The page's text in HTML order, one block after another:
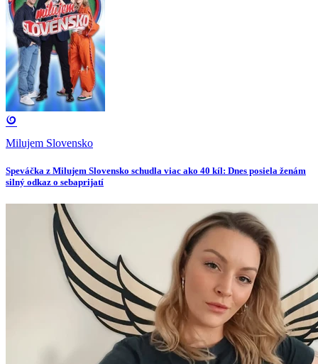
Milujem Slovensko
Speváčka z Milujem Slovensko schudla viac ako 40 kíl: Dnes posiela ženám
silný odkaz o sebaprijatí